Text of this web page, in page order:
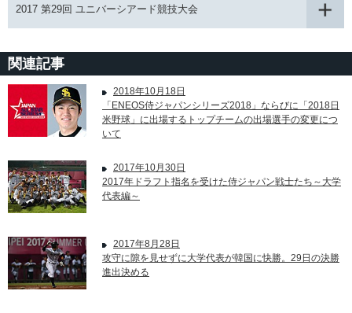
2017 第29回 ユニバーシアード競技大会
関連記事
2018年10月18日
「ENEOS侍ジャパンシリーズ2018」ならびに「2018日
米野球」に出場するトップチームの出場選手の変更につ
いて
2017年10月30日
2017年ドラフト指名を受けた侍ジャパン戦士たち～大学
代表編～
2017年8月28日
攻守に隙を見せずに大学代表が韓国に快勝。29日の決勝
進出決める